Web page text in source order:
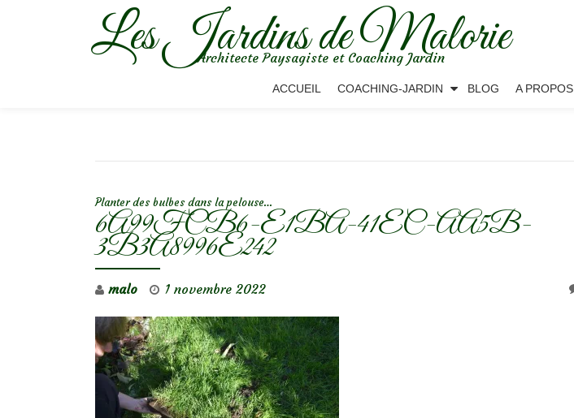
Les Jardins de Malorie
Architecte Paysagiste et Coaching Jardin
ACCUEIL COACHING-JARDIN BLOG A PROPOS
Planter des bulbes dans la pelouse…
6A99FCB6-E1BA-41EC-AA5B-
3B3A8996E242
malo 1 novembre 2022